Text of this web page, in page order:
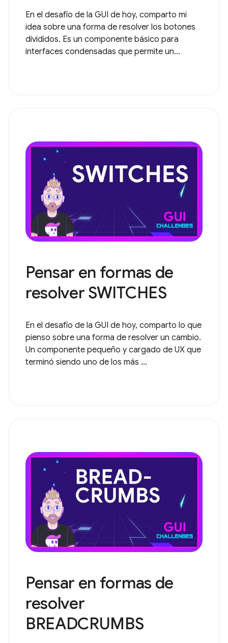
En el desafío de la GUI de hoy, comparto mi
idea sobre una forma de resolver los botones
divididos. Es un componente básico para
interfaces condensadas que permite un...
Pensar en formas de
resolver SWITCHES
En el desafío de la GUI de hoy, comparto lo que
pienso sobre una forma de resolver un cambio.
Un componente pequeño y cargado de UX que
terminó siendo uno de los más ...
Pensar en formas de
resolver
BREADCRUMBS